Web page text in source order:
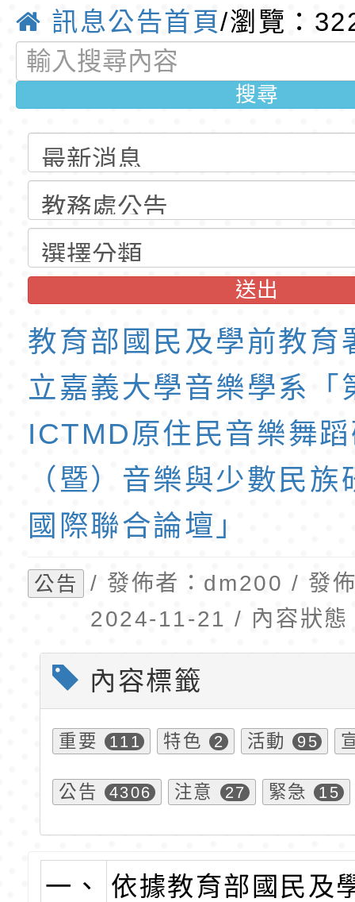
說明影片
光城市手牽手，綠能
走」動畫影片
本府115年70歲以上
員健康講座「吃得安
心」，請退休同仁踴
清華光罩教學專業論
動時代中的好老師：
教師韌性
轉環境部「淨零綠領
程」
轉農業部桃園區農業
「115年食農教育專
訓練課程」，歡迎已
育專業人員資格者報
錄取公告-桃園市桃
民小學115學年度「
理人員」甄選
東門國小115學年度
梯特教代課教師甄選
公告(尚有缺額)
錄取公告-桃園市桃
民小學115學年度「
班教師助理員」甄選
東門國小115學年度
梯特教代理教師甄選
公告(尚有缺額)
民族研究小
合論壇」-桃
國小全球資訊
教育
訊息公告首頁/瀏覽：
搜尋
送出
教育部國民及學前教育
立嘉義大學音樂學系「
ICTMD原住民音樂舞
（暨）音樂與少數民族
國際聯合論壇」
公告
/ 發佈者：dm200 / 發
2024-11-21 / 內容狀態
內容標籤
重要 111 特色 2 活動 95
公告 4306 注意 27 緊急 15
一、
依據教育部國民及